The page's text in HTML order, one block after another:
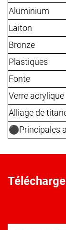
Aluminium
Laiton
Bronze
Plastiques
Fonte
Verre acrylique
Alliage de
⚫️Principales